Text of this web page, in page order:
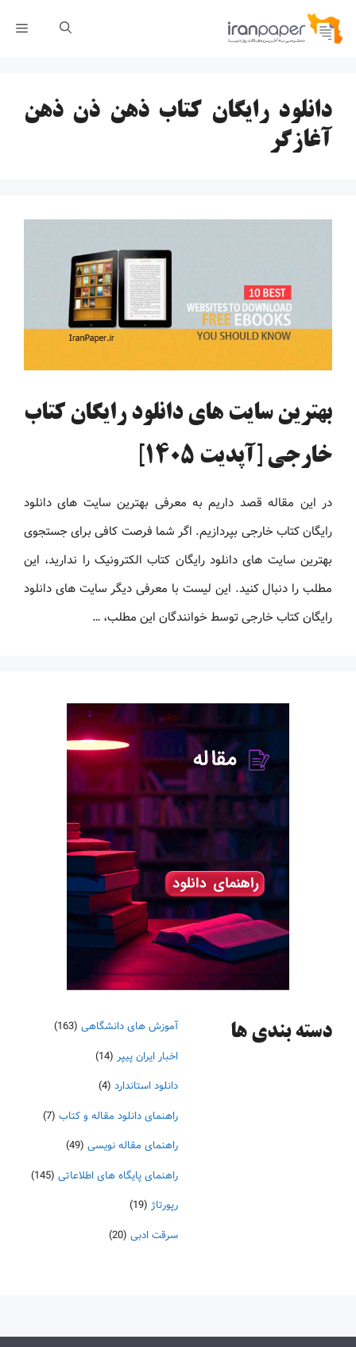
پرش
دانلود رایگان کتاب ذهن ذن ذهن
آغازگر
بهترین سایت های دانلود رایگان کتاب
خارجی [آپدیت 1405]
در این مقاله قصد داریم به معرفی بهترین سایت های دانلود
رایگان کتاب خارجی بپردازیم. اگر شما فرصت کافی برای جستجوی
بهترین سایت های دانلود رایگان کتاب الکترونیک را ندارید، این
مطلب را دنبال کنید. این لیست با معرفی دیگر سایت های دانلود
رایگان کتاب خارجی توسط خوانندگان این مطلب، …
دسته‌ بندی ها آموزش های دانشگاهی (163)
اخبار ایران پیپر (14)
دانلود استاندارد (4)
راهنمای دانلود مقاله و کتاب (7)
راهنمای مقاله نویسی (49)
راهنمای پایگاه های اطلاعاتی (145)
رپورتاژ (19)
سرقت ادبی (20)